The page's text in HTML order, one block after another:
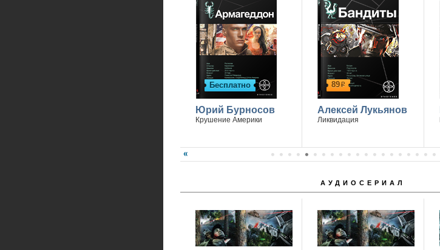
Бесплатно
Юрий Бурносов
Крушение Америки
89р
Алексей Лукьянов
Ликвидация
АУДИОСЕРИАЛ